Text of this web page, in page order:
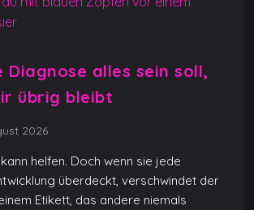
Diagnose alles sein soll,
übrig bleibt
2026
helfen. Doch wenn sie jede
überdeckt, verschwindet der
Etikett, das andere niemals